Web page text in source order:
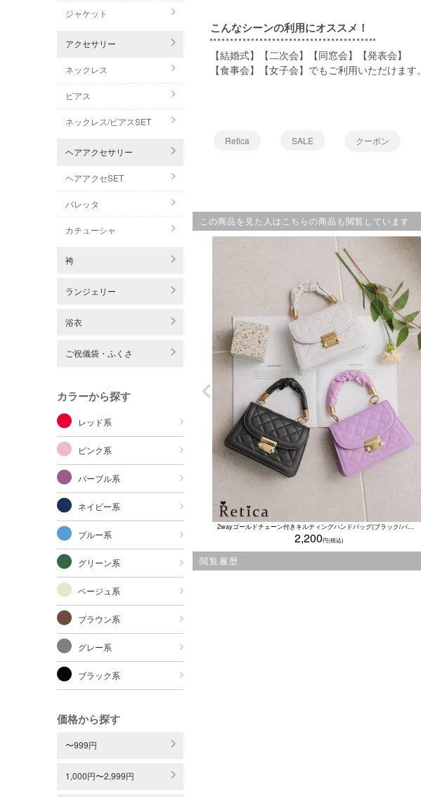
ジャケット
アクセサリー
ネックレス
ピアス
ネックレス/ピアスSET
ヘアアクセサリー
ヘアアクセSET
バレッタ
カチューシャ
袴
ランジェリー
浴衣
ご祝儀袋・ふくさ
カラーから探す
レッド系
ピンク系
パープル系
ネイビー系
ブルー系
グリーン系
ベージュ系
ブラウン系
グレー系
ブラック系
価格から探す
〜999円
1,000円〜2,999円
こんなシーンの利用にオススメ！
【結婚式】【二次会】【同窓会】【発表会】
【食事会】【女子会】でもご利用いただけます。
Retica SALE クーポン
この商品を見た人はこちらの商品も閲覧しています
2wayゴールドチェーン付きキルティングハンドバッグ(ブラック/パープル/ホワイト)
2,200
閲覧履歴